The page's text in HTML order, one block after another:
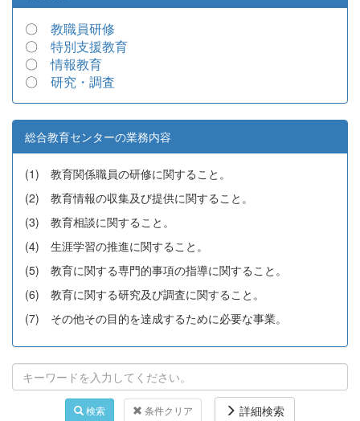
〇 教職員研修
〇 特別支援教育
〇情報教育
〇 研究・調査
総合教育センターの業務内容
(1) 教育関係職員の研修に関すること。
(2) 教育情報の収集及び提供に関すること。
(3) 教育相談に関すること。
(4) 生涯学習の推進に関すること。
(5) 教育に関する専門的事項の指導に関すること。
(6) 教育に関する研究及び調査に関すること。
(7) その他その目的を達成するために必要な事業。
検索 条件クリア 詳細検索